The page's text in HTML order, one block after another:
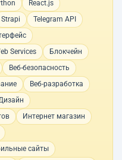
React.js
Strapi
Telegram API
Services
Блокчейн
Веб-безопасность
Веб-разработка
Интернет магазин
сайты